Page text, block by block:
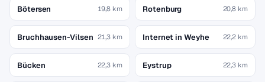
Bötersen 19,8 km Rotenburg 20,8 km
Bruchhausen-Vilsen 21,3 km Internet in Weyhe 22,2 km
Bücken 22,3 km Eystrup 22,3 km